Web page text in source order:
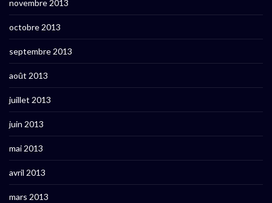
novembre 2013
octobre 2013
septembre 2013
août 2013
juillet 2013
juin 2013
mai 2013
avril 2013
mars 2013